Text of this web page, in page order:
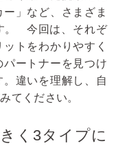
」など、さまざま
今回は、それぞ
トをわかりやすく
ートナーを見つけ
違いを理解し、自
てください。
く3タイプに